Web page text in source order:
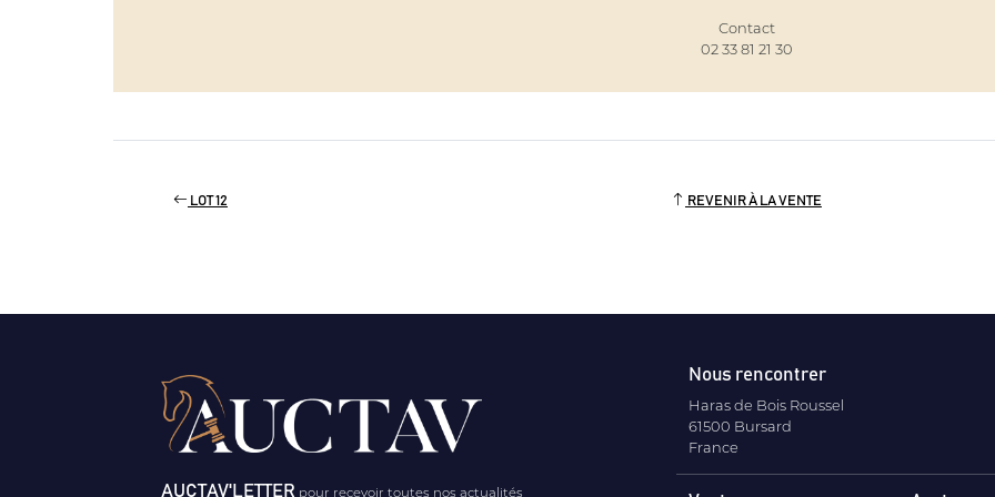
Contact
02 33 81 21 30
LOT 12 REVENIR À LA VENTE
AUCTAV'LETTER pour recevoir toutes nos actualités
Nous rencontrer
Haras de Bois Roussel
61500 Bursard
France